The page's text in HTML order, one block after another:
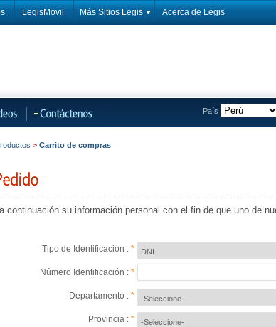
LegisMovil Más Sitios Legis Acerca de Legis
País
> Carrito de compras
a continuación su información personal con el fin de que uno de
Tipo de Identificación : *
Número Identificación : *
Departamento : *
Provincia : *